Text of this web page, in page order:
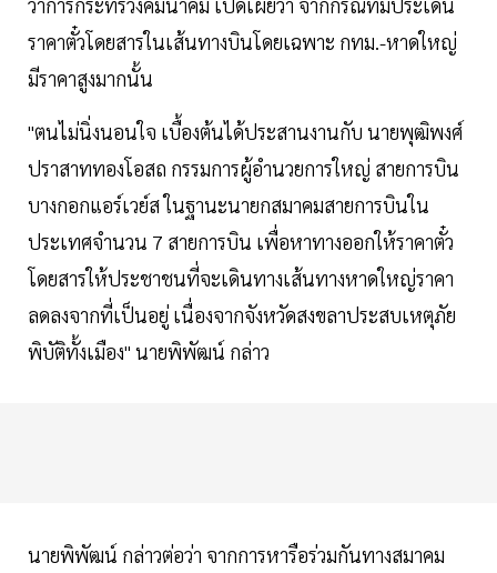
ราคาตั๋วโดยสารในเส้นทางบินโดยเฉพาะ กทม.-หาดใหญ่
มีราคาสูงมากนั้น
"ตนไม่นิ่งนอนใจ เบื้องต้นได้ประสานงานกับ นายพุฒิพงศ์
ปราสาททองโอสถ กรรมการผู้อำนวยการใหญ่ สายการบิน
บางกอกแอร์เวย์ส ในฐานะนายกสมาคมสายการบินใน
ประเทศจำนวน 7 สายการบิน เพื่อหาทางออกให้ราคาตั๋ว
โดยสารให้ประชาชนที่จะเดินทางเส้นทางหาดใหญ่ราคา
ลดลงจากที่เป็นอยู่ เนื่องจากจังหวัดสงขลาประสบเหตุภัย
พิบัติทั้งเมือง" นายพิพัฒน์ กล่าว
นายพิพัฒน์ กล่าวต่อว่า จากการหารือร่วมกันทางสมาคม